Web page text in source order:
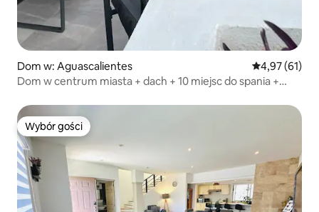
Dom w: Aguascalientes Średnia
4,97 (61)
Dom w centrum miasta + dach + 10 miejsc do spania +
Wybór gości
Wybór gości